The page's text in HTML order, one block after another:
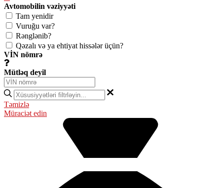
Avtomobilin vəziyyəti
Tam yenidir
Vuruğu var?
Rənglənib?
Qəzalı və ya ehtiyat hissələr üçün?
VİN nömrə
Mütləq deyil
Təmizlə
Müraciət edin